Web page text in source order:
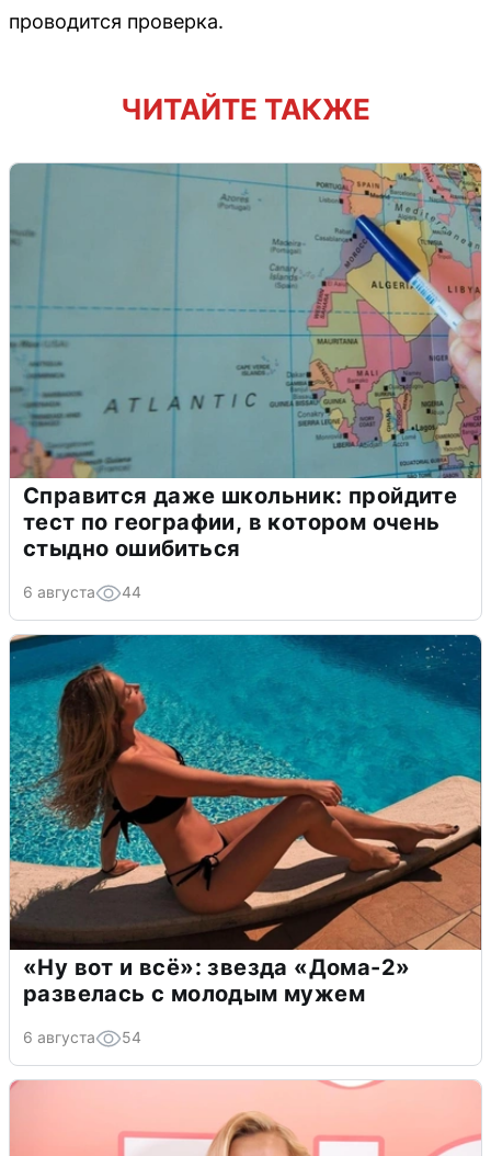
проводится проверка.
ЧИТАЙТЕ ТАКЖЕ
Справится даже школьник: пройдите
тест по географии, в котором очень
стыдно ошибиться
6 августа 44
«Ну вот и всё»: звезда «Дома-2»
развелась с молодым мужем
6 августа 54